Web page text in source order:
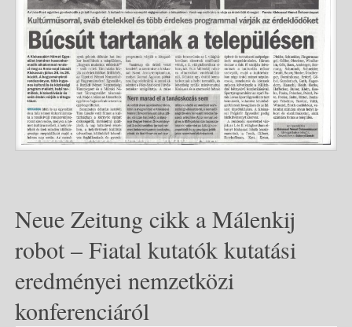
Neue Zeitung cikk a Málenkij
robot – Fiatal kutatók kutatási
eredményei nemzetközi
konferenciáról